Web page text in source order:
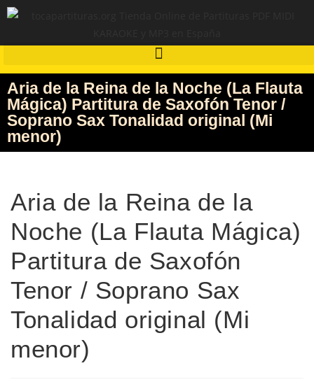
Aria de la Reina de la Noche (La Flauta
Mágica) Partitura de Saxofón Tenor /
Soprano Sax Tonalidad original (Mi
menor)
Aria de la Reina de la
Noche (La Flauta Mágica)
Partitura de Saxofón
Tenor / Soprano Sax
Tonalidad original (Mi
menor)